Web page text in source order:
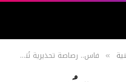
» فاس.. رصاصة تحذيرية تُنهي فوضى شاب متهور هدد أمن المواطنين بسلاح أبيض